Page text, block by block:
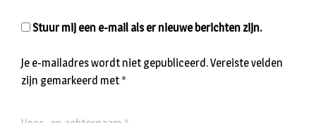
Je e-mailadres wordt niet gepubliceerd.Vereiste velden
zijn gemarkeerd met *
Stuur mij een e-mail als er nieuwe berichten zijn.